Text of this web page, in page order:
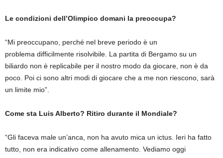
Le condizioni dell’Olimpico domani la preoccupa?
“Mi preoccupano, perché nel breve periodo è un
problema difficilmente risolvibile. La partita di Bergamo su un
biliardo non è replicabile per il nostro modo da giocare, non è da
poco. Poi ci sono altri modi di giocare che a me non riescono, sarà
un limite mio”.
Come sta Luis Alberto? Ritiro durante il Mondiale?
“Gli faceva male un’anca, non ha avuto mica un ictus. Ieri ha fatto
tutto, non era indicativo come allenamento. Vediamo oggi